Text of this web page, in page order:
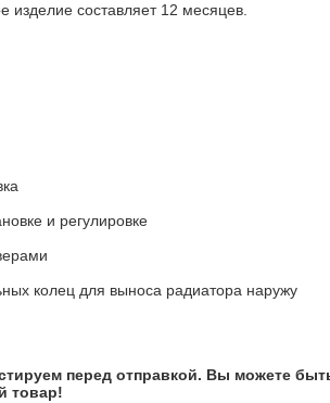
изделие составляет 12 месяцев.
и регулировке
колец для выноса радиатора наружу
перед отправкой. Вы можете
товар!